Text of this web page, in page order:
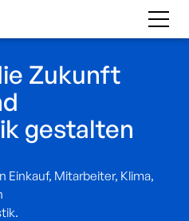
Zukunft
gestalten
Einkauf, Mitarbeiter, Klima,